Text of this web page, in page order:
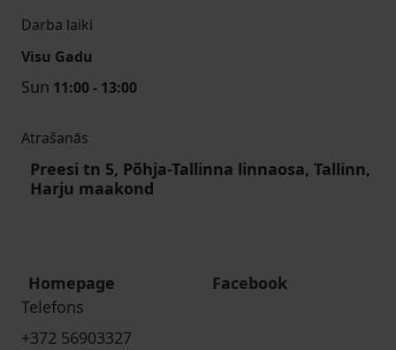
Darba laiki
Visu Gadu
Sun 11:00 - 13:00
Atrašanās
Preesi tn 5, Põhja-Tallinna linnaosa, Tallinn,
Harju maakond
Homepage
Facebook
Telefons
+372 56903327